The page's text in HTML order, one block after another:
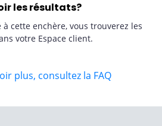
les résultats?
cette enchère, vous trouverez les
votre Espace client.
plus, consultez la FAQ